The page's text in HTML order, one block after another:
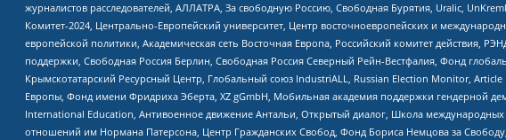
журналистов расследователей, АЛЛАТРА, За свободную Россию, Свободная Бурятия, Uralic,
Комитет-2024, Центрально-Европейский университет, Центр восточноевропейских и
европейской политики, Академическая сеть Восточная Европа, Российский комитет действия,
поддержки, Свободная Россия Берлин, Свободная Россия Северный Рейн-Вестфалия, Фонд
Крымскотатарский Ресурсный Центр, Глобальный союз IndustriALL, Russian Election Monitor,
Европы, Фонд имени Фридриха Эберта, XZ gGmbH, Мобильная академия поддержки гендерной
International Education, Антивоенное движение Антальи, Открытый диалог, Школа
отношений им Нормана Патерсона, Центр Гражданских Свобод, Фонд Бориса Немцова за